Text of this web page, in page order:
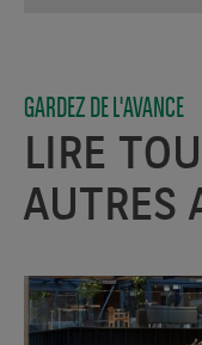
GARDEZ DE L'AVANCE
LIRE
AUTRES